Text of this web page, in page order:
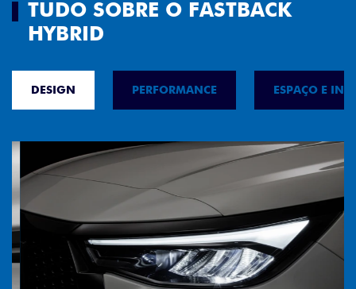
TUDO SOBRE O FASTBACK
HYBRID
DESIGN PERFORMANCE ESPAÇO E